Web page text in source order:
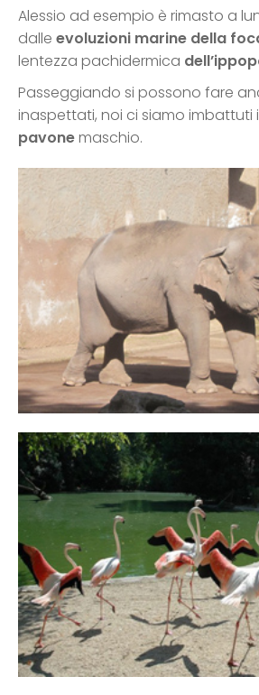
Alessio ad esempio è rimasto a
dalle evoluzioni marine della
lentezza pachidermica
Passeggiando si possono fare
inaspettati, noi ci siamo imbattuti
pavonemaschio.